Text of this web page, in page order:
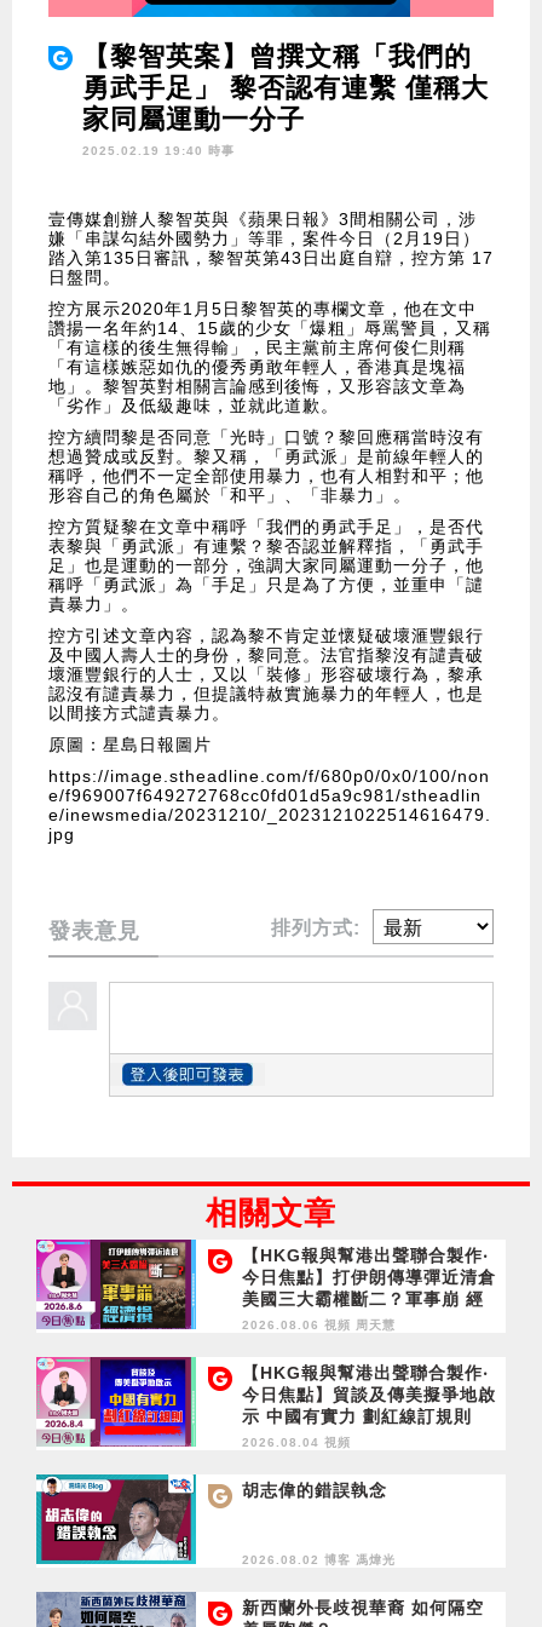
【黎智英案】曾撰文稱「我們的
勇武手足」 黎否認有連繫 僅稱大
家同屬運動一分子
2025.02.19 19:40 時事
壹傳媒創辦人黎智英與《蘋果日報》3間相關公司，涉
嫌「串謀勾結外國勢力」等罪，案件今日（2月19日）
踏入第135日審訊，黎智英第43日出庭自辯，控方第 17
日盤問。
控方展示2020年1月5日黎智英的專欄文章，他在文中
讚揚一名年約14、15歲的少女「爆粗」辱罵警員，又稱
「有這樣的後生無得輸」，民主黨前主席何俊仁則稱
「有這樣嫉惡如仇的優秀勇敢年輕人，香港真是塊福
地」。黎智英對相關言論感到後悔，又形容該文章為
「劣作」及低級趣味，並就此道歉。
控方續問黎是否同意「光時」口號？黎回應稱當時沒有
想過贊成或反對。黎又稱，「勇武派」是前線年輕人的
稱呼，他們不一定全部使用暴力，也有人相對和平；他
形容自己的角色屬於「和平」、「非暴力」。
控方質疑黎在文章中稱呼「我們的勇武手足」，是否代
表黎與「勇武派」有連繫？黎否認並解釋指，「勇武手
足」也是運動的一部分，強調大家同屬運動一分子，他
稱呼「勇武派」為「手足」只是為了方便，並重申「譴
責暴力」。
控方引述文章內容，認為黎不肯定並懷疑破壞滙豐銀行
及中國人壽人士的身份，黎同意。法官指黎沒有譴責破
壞滙豐銀行的人士，又以「裝修」形容破壞行為，黎承
認沒有譴責暴力，但提議特赦實施暴力的年輕人，也是
以間接方式譴責暴力。
原圖：星島日報圖片
https://image.stheadline.com/f/680p0/0x0/100/non
e/f969007f649272768cc0fd01d5a9c981/stheadlin
e/inewsmedia/20231210/_2023121022514616479.
jpg
發表意見 排列方式:
相關文章
【HKG報與幫港出聲聯合製作‧
今日焦點】打伊朗傳導彈近清倉
美國三大霸權斷二？軍事崩 經
濟損
2026.08.06 視頻 周天慧
【HKG報與幫港出聲聯合製作‧
今日焦點】貿談及傳美擬爭地啟
示 中國有實力 劃紅線訂規則
2026.08.04 視頻
胡志偉的錯誤執念
2026.08.02 博客 馮煒光
新西蘭外長歧視華裔 如何隔空